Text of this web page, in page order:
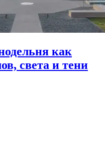
как
света и тени